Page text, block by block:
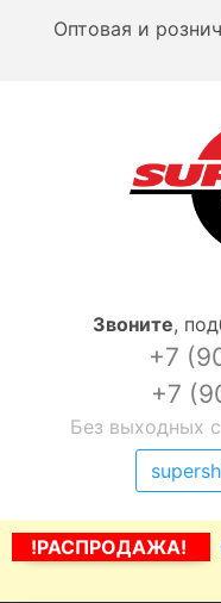
Оптовая и
Звоните,
+7
+7
Без выходных
!РАСПРОДАЖА!